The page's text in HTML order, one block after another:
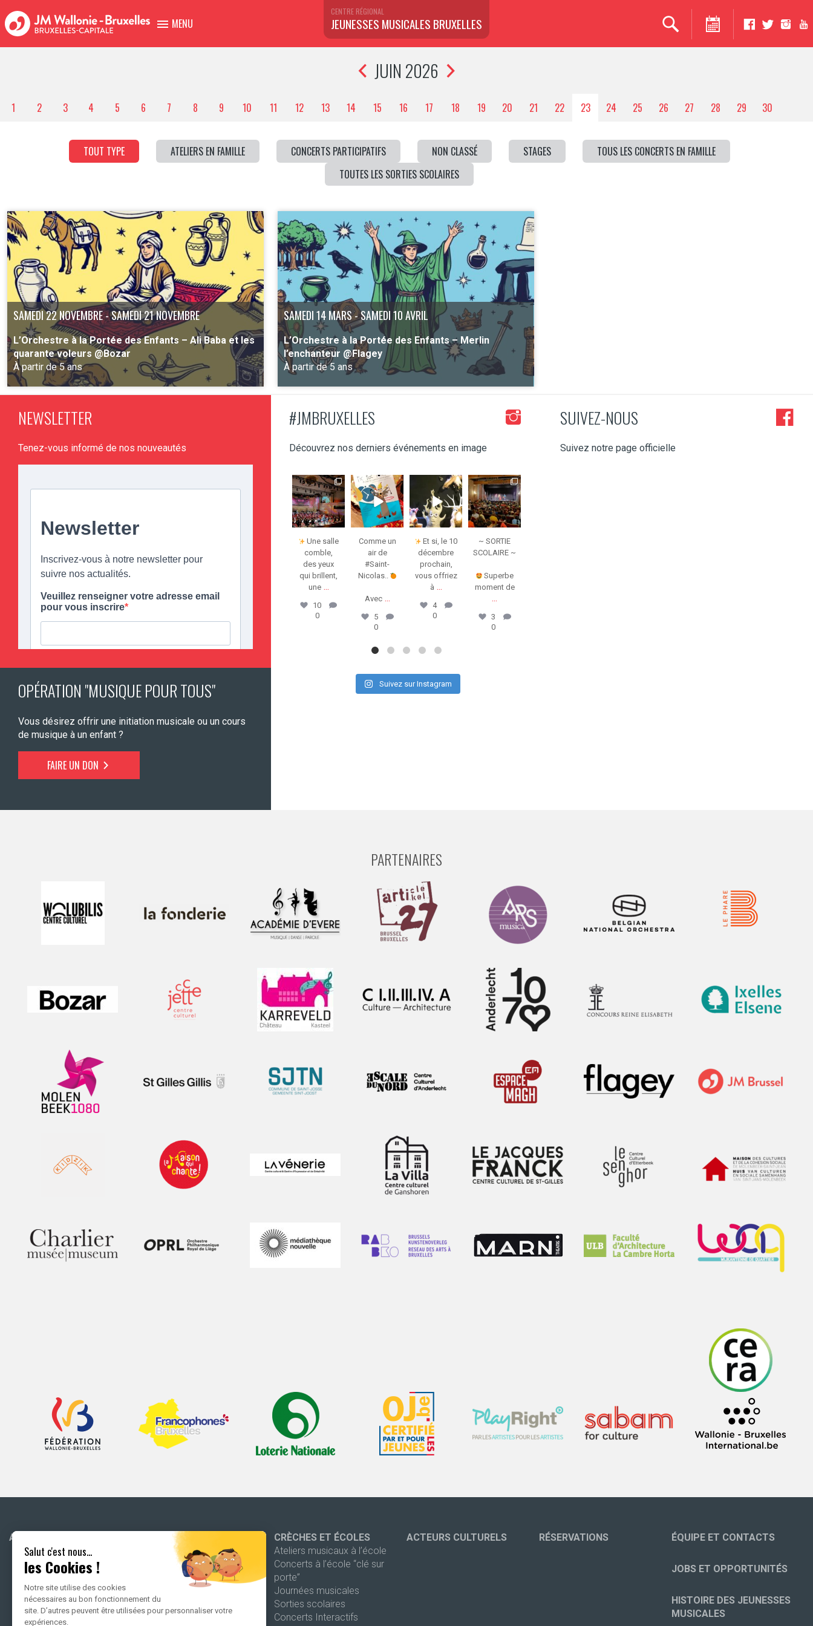
Salut c'est nous...
les Cookies !
Notre site utilise des cookies
nécessaires au bon fonctionnement du
site. D’autres peuvent être utilisées pour personnaliser votre
expériences.
MENU
CENTRE RÉGIONAL
JEUNESSES MUSICALES BRUXELLES
JUIN 2026
1 2 3 4 5 6 7 8 9 10 11 12 13 14 15 16 17 18 19 20 21 22 23 24 25 26 27 28 29 30
TOUT TYPE ATELIERS EN FAMILLE CONCERTS PARTICIPATIFS NON CLASSÉ STAGES
TOUS LES CONCERTS EN FAMILLE
TOUTES LES SORTIES SCOLAIRES
SAMEDI 22 NOVEMBRE - SAMEDI 21 NOVEMBRE
L’Orchestre à la Portée des Enfants – Ali Baba et les
quarante voleurs @Bozar
À partir de 5 ans
SAMEDI 14 MARS - SAMEDI 10 AVRIL
L’Orchestre à la Portée des Enfants – Merlin
l’enchanteur @Flagey
À partir de 5 ans
NEWSLETTER
Tenez-vous informé de nos nouveautés
OPÉRATION "MUSIQUE POUR TOUS"
Vous désirez offrir une initiation musicale ou un cours
de musique à un enfant ?
FAIRE UN DON
#JMBRUXELLES
Découvrez nos derniers événements en image
jmbruxelles
Fév 2
Une salle
comble,
des yeux
qui brillent,
une ...
10
0
jmbruxelles
Déc 3
Comme un
air de
#Saint-
Nicolas..
Avec ...
5
0
jmbruxelles
Déc 2
Et si, le 10
décembre
prochain,
vous offriez
à ...
4
0
jmbruxelles
Nov 6
~ SORTIE
SCOLAIRE ~
Superbe
moment de
...
3
0
Suivez sur Instagram
SUIVEZ-NOUS
Suivez notre page officielle
PARTENAIRES
ACCUEIL
ATELIERS MUSICAUX EN
FAMILLE
TOUS LES CONCERTS EN
FAMILLE
CRÈCHES ET ÉCOLES
Ateliers musicaux à l’école
Concerts à l’école “clé sur
porte”
Journées musicales
Sorties scolaires
Concerts Interactifs
ACTEURS CULTURELS RÉSERVATIONS ÉQUIPE ET CONTACTS
JOBS ET OPPORTUNITÉS
HISTOIRE DES JEUNESSES
MUSICALES